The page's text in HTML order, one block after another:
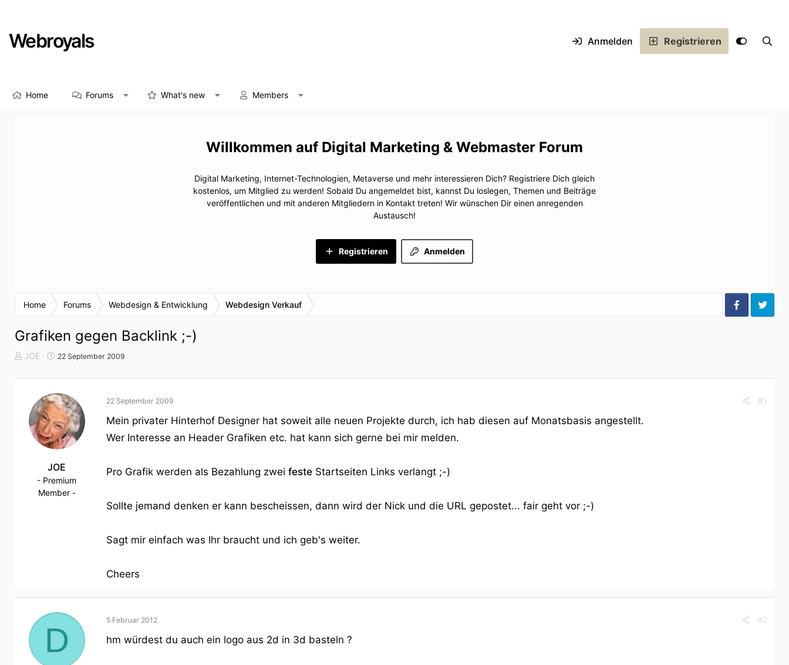
Webroyals Anmelden Registrieren
Home Forums What's new Members
Digital Marketing & Webmaster Forum
Digital Marketing, Internet-Technologien, Metaverse und mehr interessieren Dich? Registriere Dich gleich
kostenlos, um Mitglied zu werden! Sobald Du angemeldet bist, kannst Du loslegen, Themen und Beiträge
veröffentlichen und mit anderen Mitgliedern in Kontakt treten! Wir wünschen Dir einen anregenden
Austausch!
Anmelden
Registrieren
Home Forums Webdesign & Entwicklung Webdesign Verkauf
Grafiken gegen Backlink ;-)
T
JOE
S
r
t
d
a
t
m
22 September 2009
JOE
- Premium
Member -
22 September 2009 #1
Mein privater Hinterhof Designer hat soweit alle neuen Projekte durch, ich hab diesen auf Monatsbasis angestellt.
Wer Interesse an Header Grafiken etc. hat kann sich gerne bei mir melden.
Pro Grafik werden als Bezahlung zwei feste Startseiten Links verlangt ;-)
Sollte jemand denken er kann bescheissen, dann wird der Nick und die URL gepostet... fair geht vor ;-)
Sagt mir einfach was Ihr braucht und ich geb's weiter.
Cheers
D
5 Februar 2012 #2
hm würdest du auch ein logo aus 2d in 3d basteln ?